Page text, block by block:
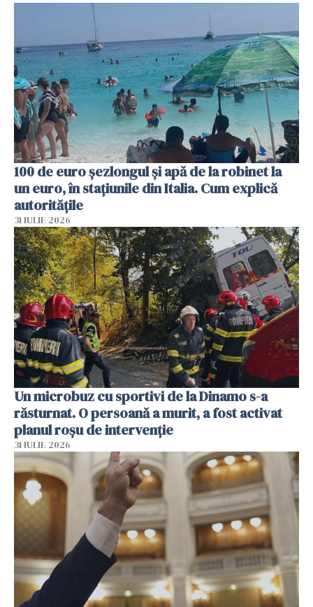
100 de euro șezlongul și apă de la robinet la
un euro, în stațiunile din Italia. Cum explică
autoritățile
31 IULIE 2026
Un microbuz cu sportivi de la Dinamo s-a
răsturnat. O persoană a murit, a fost activat
planul roșu de intervenție
31 IULIE 2026